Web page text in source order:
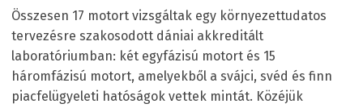
Összesen 17 motort vizsgáltak egy környezettudatos
tervezésre szakosodott dániai akkreditált
laboratóriumban: két egyfázisú motort és 15
háromfázisú motort, amelyekből a svájci, svéd és finn
piacfelügyeleti hatóságok vettek mintát. Közéjük